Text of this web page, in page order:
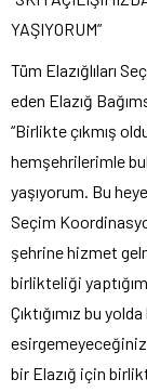
YAŞIYORUM”
Tüm Elazığlıları
eden Elazığ
“Birlikte çıkmış
hemşehrilerimle
yaşıyorum. Bu
Seçim
şehrine hizmet
birlikteliği
Çıktığımız bu
bir Elazığ için